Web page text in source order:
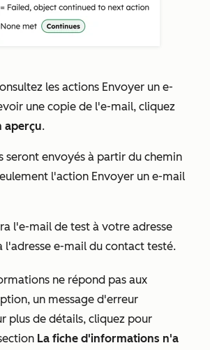
les actions Envoyer un e-
une copie de l'e-mail, cliquez
aperçu.
seront envoyés à partir du chemin
l'action Envoyer un e-mail
l'e-mail de test à votre adresse
l'adresse e-mail du contact testé.
ne répond pas aux
un message d'erreur
plus de détails, cliquez pour
La fiche d'informations n'a